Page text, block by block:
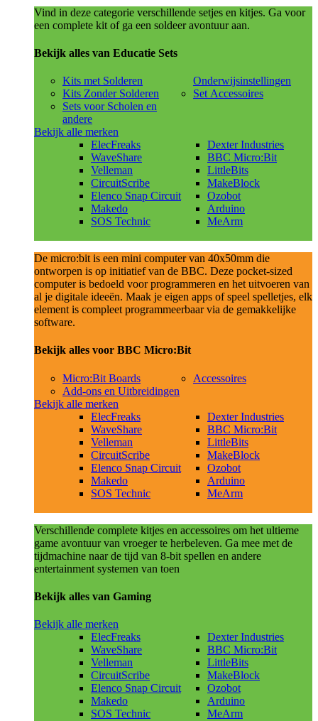
Vind in deze categorie verschillende setjes en kitjes. Ga voor
een complete kit of ga een soldeer avontuur aan.
Bekijk alles van Educatie Sets
Kits met Solderen
Kits Zonder Solderen
Sets voor Scholen en
andere
Onderwijsinstellingen
Set Accessoires
Bekijk alle merken
ElecFreaks
WaveShare
Velleman
CircuitScribe
Elenco Snap Circuit
Makedo
SOS Technic
Dexter Industries
BBC Micro:Bit
LittleBits
MakeBlock
Ozobot
Arduino
MeArm
De micro:bit is een mini computer van 40x50mm die
ontworpen is op initiatief van de BBC. Deze pocket-sized
computer is bedoeld voor programmeren en het uitvoeren van
al je digitale ideeën. Maak je eigen apps of speel spelletjes, elk
element is compleet programmeerbaar via de gemakkelijke
software.
Bekijk alles voor BBC Micro:Bit
Micro:Bit Boards
Add-ons en Uitbreidingen
Accessoires
Bekijk alle merken
ElecFreaks
WaveShare
Velleman
CircuitScribe
Elenco Snap Circuit
Makedo
SOS Technic
Dexter Industries
BBC Micro:Bit
LittleBits
MakeBlock
Ozobot
Arduino
MeArm
Verschillende complete kitjes en accessoires om het ultieme
game avontuur van vroeger te herbeleven. Ga mee met de
tijdmachine naar de tijd van 8-bit spellen en andere
entertainment systemen van toen
Bekijk alles van Gaming
Bekijk alle merken
ElecFreaks
WaveShare
Velleman
CircuitScribe
Elenco Snap Circuit
Makedo
SOS Technic
Dexter Industries
BBC Micro:Bit
LittleBits
MakeBlock
Ozobot
Arduino
MeArm